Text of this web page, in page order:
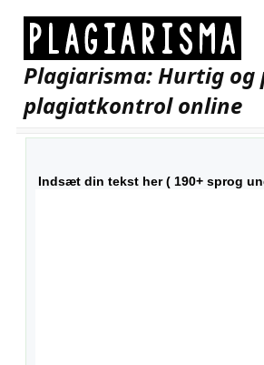
Plagiarisma: Hurtig
plagiatkontrol online
Indsæt din tekst her ( 190+ sprog